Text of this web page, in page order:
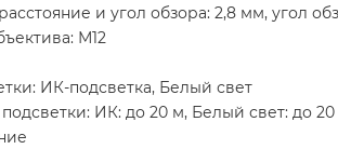
и угол обзора: 2,8 мм, угол
М12
ИК-подсветка, Белый свет
подсветки: ИК: до 20 м, Белый свет: до